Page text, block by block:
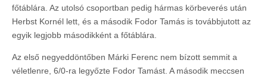
főtáblára. Az utolsó csoportban pedig hármas körbeverés után
Herbst Kornél lett, és a második Fodor Tamás is továbbjutott az
egyik legjobb másodikként a főtáblára.
Az első negyeddöntőben Márki Ferenc nem bízott semmit a
véletlenre, 6/0-ra legyőzte Fodor Tamást. A második meccsen